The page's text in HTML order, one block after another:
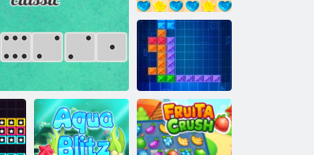
Candy Rain 5
Tentrix